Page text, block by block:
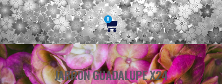
0
JARRON GUADALUPE X24